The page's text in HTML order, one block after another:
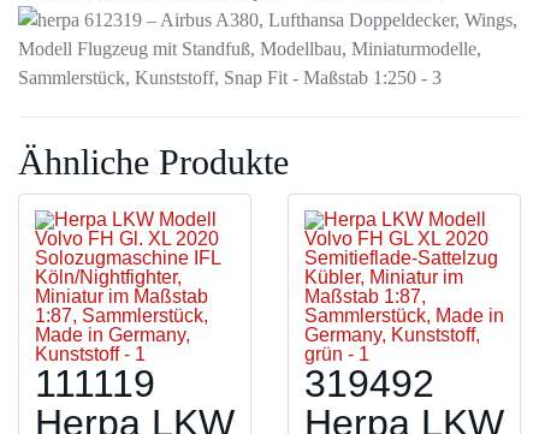
Ähnliche Produkte
111119
Herpa LKW
319492
Herpa LKW